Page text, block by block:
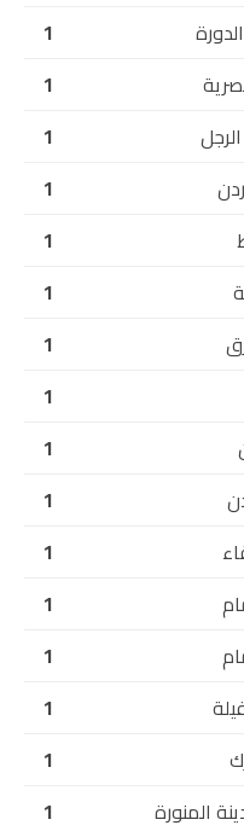
1
1
1
1
1
1
1
1
1
1
1
1
1
1
1
المنورة
1